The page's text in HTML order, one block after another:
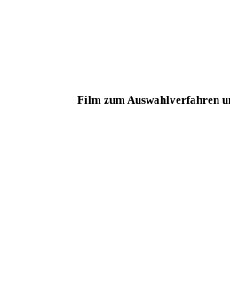
Film zum Auswahlverfahren